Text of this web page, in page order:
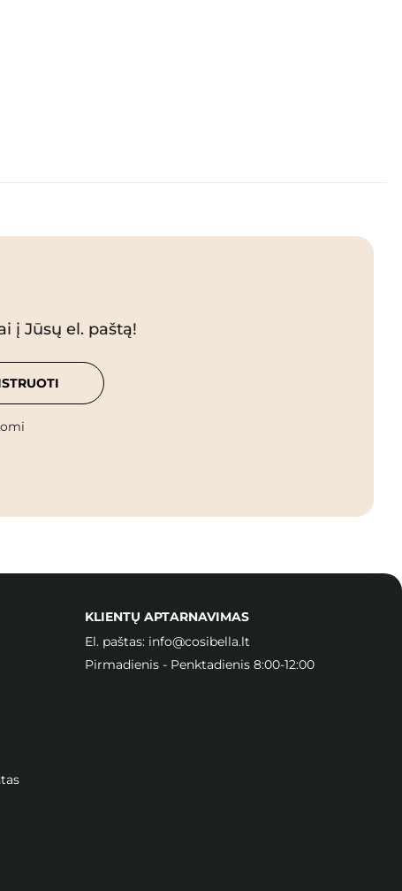
į Jūsų el. paštą!
KLIENTŲ APTARNAVIMAS
El. paštas: info@cosibella.lt
Pirmadienis - Penktadienis 8:00-12:00